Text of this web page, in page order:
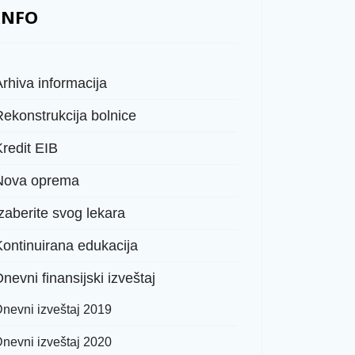
informacija
bolnice
EIB
oprema
svog lekara
edukacija
finansijski izveštaj
izveštaj 2019
izveštaj 2020